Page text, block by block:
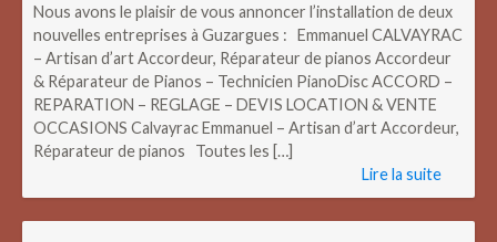
Nous avons le plaisir de vous annoncer l’installation de deux
nouvelles entreprises à Guzargues : Emmanuel CALVAYRAC
– Artisan d’art Accordeur, Réparateur de pianos Accordeur
& Réparateur de Pianos – Technicien PianoDisc ACCORD –
REPARATION – REGLAGE – DEVIS LOCATION & VENTE
OCCASIONS Calvayrac Emmanuel – Artisan d’art Accordeur,
Réparateur de pianos Toutes les […]
Lire la suite